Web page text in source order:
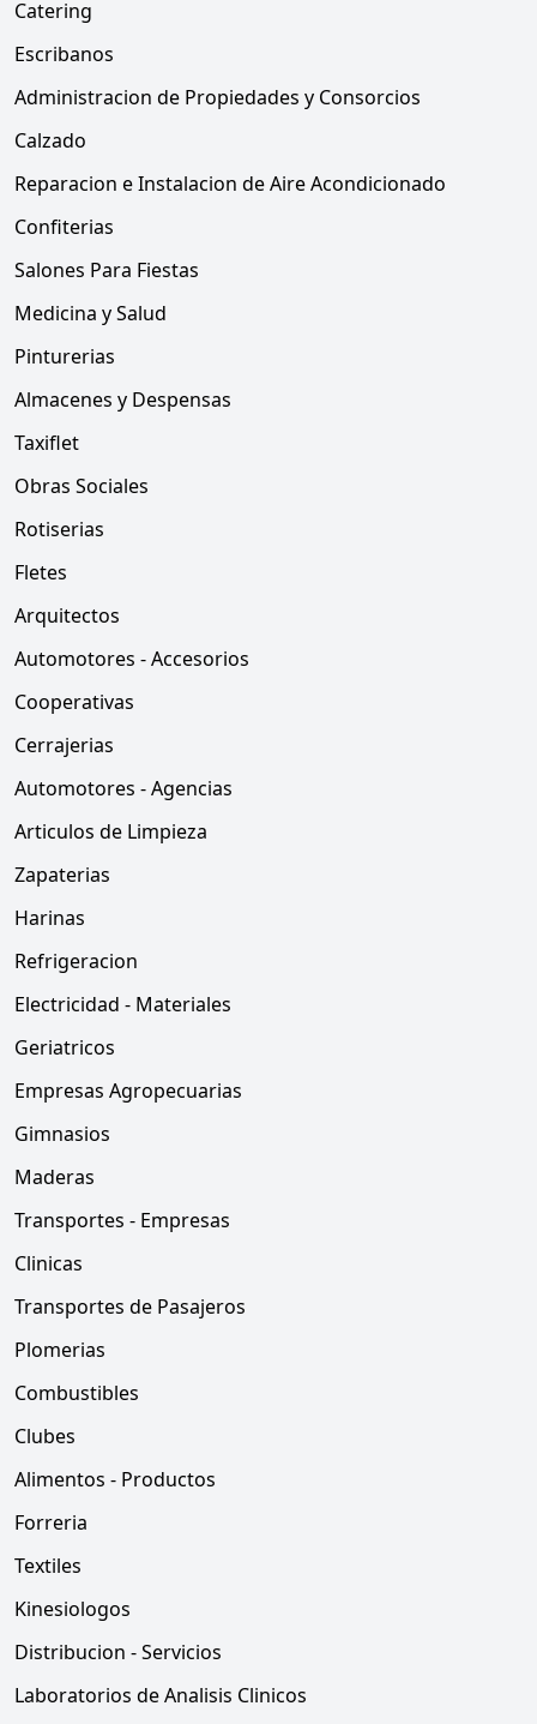
Catering
Escribanos
Administracion de Propiedades y Consorcios
Calzado
Reparacion e Instalacion de Aire Acondicionado
Confiterias
Salones Para Fiestas
Medicina y Salud
Pinturerias
Almacenes y Despensas
Taxiflet
Obras Sociales
Rotiserias
Fletes
Arquitectos
Automotores - Accesorios
Cooperativas
Cerrajerias
Automotores - Agencias
Articulos de Limpieza
Zapaterias
Harinas
Refrigeracion
Electricidad - Materiales
Geriatricos
Empresas Agropecuarias
Gimnasios
Maderas
Transportes - Empresas
Clinicas
Transportes de Pasajeros
Plomerias
Combustibles
Clubes
Alimentos - Productos
Forreria
Textiles
Kinesiologos
Distribucion - Servicios
Laboratorios de Analisis Clinicos